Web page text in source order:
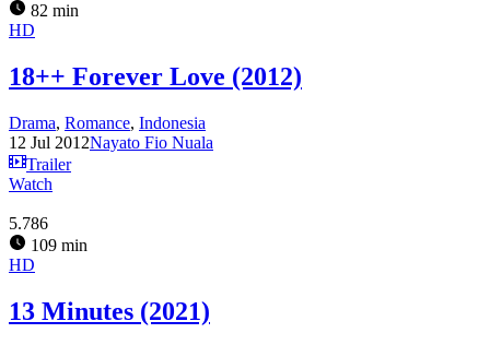
82 min
HD
18++ Forever Love (2012)
Drama, Romance, Indonesia
12 Jul 2012Nayato Fio Nuala
Trailer
Watch
5.786
109 min
HD
13 Minutes (2021)